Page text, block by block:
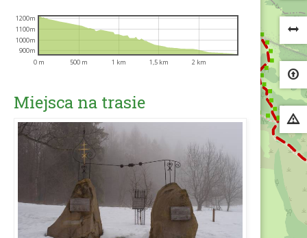
0 m 500 m 1 km 1,5 km 2 km
900m
1000m
1100m
1200m
Miejsca na trasie